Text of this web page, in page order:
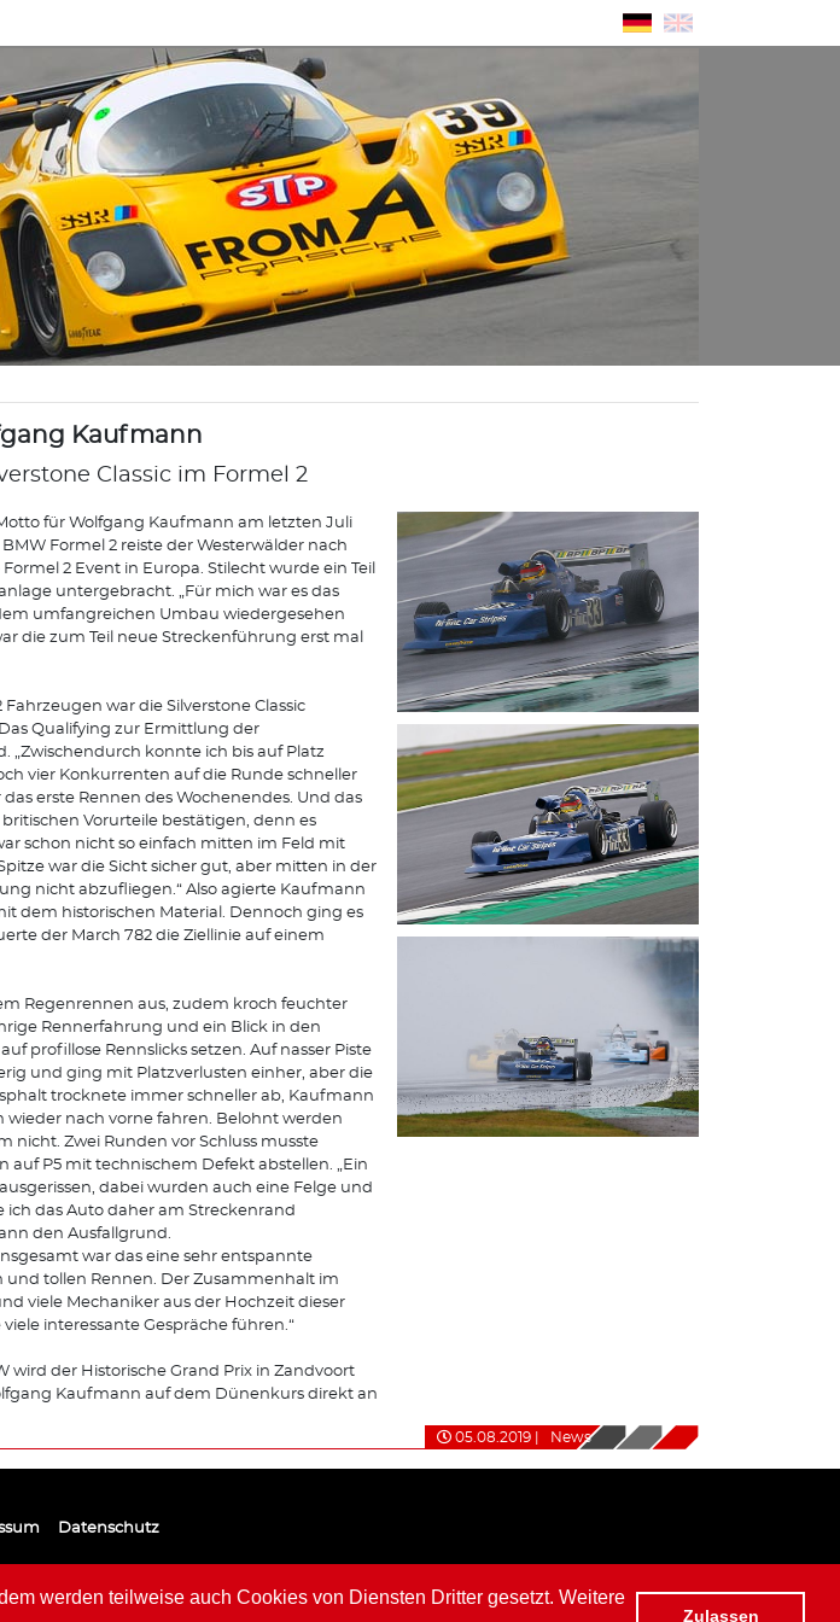
werden teilweise auch Cookies von Diensten Dritter gesetzt. Weitere
Zulassen
Kaufmann
Classic im Formel 2
für Wolfgang Kaufmann am letzten Juli
Formel 2 reiste der Westerwälder nach
2 Event in Europa. Stilecht wurde ein Teil
untergebracht. „Für mich war es das
umfangreichen Umbau wiedergesehen
die zum Teil neue Streckenführung erst mal
war die Silverstone Classic
Qualifying zur Ermittlung der
„Zwischendurch konnte ich bis auf Platz
vier Konkurrenten auf die Runde schneller
erste Rennen des Wochenendes. Und das
Vorurteile bestätigen, denn es
schon nicht so einfach mitten im Feld mit
war die Sicht sicher gut, aber mitten in der
nicht abzufliegen.“ Also agierte Kaufmann
dem historischen Material. Dennoch ging es
der March 782 die Ziellinie auf einem
Regenrennen aus, zudem kroch feuchter
Rennerfahrung und ein Blick in den
profillose Rennslicks setzen. Auf nasser Piste
und ging mit Platzverlusten einher, aber die
trocknete immer schneller ab, Kaufmann
nach vorne fahren. Belohnt werden
nicht. Zwei Runden vor Schluss musste
auf P5 mit technischem Defekt abstellen. „Ein
dabei wurden auch eine Felge und
ich das Auto daher am Streckenrand
den Ausfallgrund.
war das eine sehr entspannte
tollen Rennen. Der Zusammenhalt im
viele Mechaniker aus der Hochzeit dieser
interessante Gespräche führen.“
wird der Historische Grand Prix in Zandvoort
Kaufmann auf dem Dünenkurs direkt an
05.08.2019 News
Datenschutz